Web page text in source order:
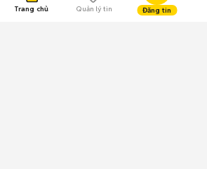
Trang chủ Quản lý tin Đăng tin